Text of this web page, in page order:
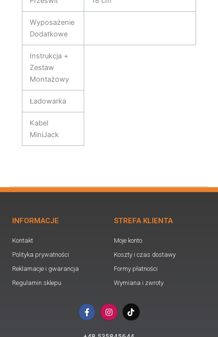
Wyposażenie
Dodatkowe
Instrukcja +
Zestaw
Montażowy
Ładowarka
Kabel
MiniJack
INFORMACJE
Kontakt
Polityka prywatności
Reklamacje i gwarancja
Regulamin sklepu
STREFA KLIENTA
Moje konto
Koszty i czas dostawy
Formy płatności
Wymiana i zwroty
F
a
c
I
n
s
T
i
k